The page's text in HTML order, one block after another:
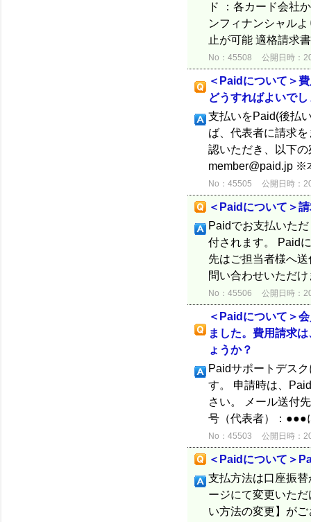
ド ：各カード会社
ンフィナンシャル
止が可能 適格請求
No：45508 公開日時：
＜Paidについて＞
どうすればよいで
支払いをPaid(後払
ば、代表者に請求
認いただき、以下
member@paid.jp
No：45505 公開日時：
＜Paidについて＞
Paidでお支払いた
付されます。 Paid
先はご担当者様へ
問い合わせいただ
No：45506 公開日時：
＜Paidについて＞
ました。費用請求
ょうか？
Paidサポートデス
す。 申請時は、
さい。 メール送付
号（代表者）：●●●
No：45503 公開日時：
＜Paidについて＞
支払方法は口座振
ージにて変更いた
い方法の変更】が